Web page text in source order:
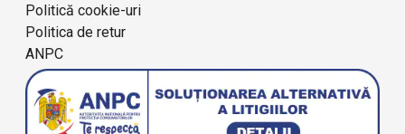
Politică cookie-uri
Politica de retur
ANPC